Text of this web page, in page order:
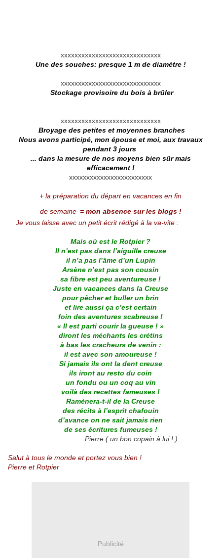
xxxxxxxxxxxxxxxxxxxxxxxxxxxxx
Une des souches: presque 1 m de diamètre !
xxxxxxxxxxxxxxxxxxxxxxxxxxxxx
Stockage provisoire du bois à brûler
xxxxxxxxxxxxxxxxxxxxxxxxxxxxx
Broyage des petites et moyennes branches
Nous avons participé, mon épouse et moi, aux travaux
pendant 3 jours
... dans la mesure de nos moyens bien sûr mais
efficacement !
xxxxxxxxxxxxxxxxxxxxxxxx
+ la préparation du départ en vacances en fin
de semaine = mon absence sur les blogs !
Je vous laisse avec un petit écrit rédigé à la va-vite :
Mais où est le Rotpier ?
Il n’est pas dans l’aiguille creuse
il n’a pas l’âme d’un Lupin
Arsène n’est pas son cousin
sa fibre est peu aventureuse !
Juste en vacances dans la Creuse
pour pêcher et buller un brin
et lire aussi ça c’est certain
foin des aventures scabreuse !
« Il est parti courir la gueuse ! »
diront les méchants les crétins
à bas les cracheurs de venin :
il est avec son amoureuse !
Si jamais ils ont la dent creuse
ils iront au resto du coin
un fondu ou un coq au vin
voilà des recettes fameuses !
Ramènera-t-il de la Creuse
des récits à l’esprit chafouin
d’avance on ne sait jamais rien
de ses écritures fumeuses !
Pierre ( un bon copain à lui ! )
Salut à tous le monde et portez vous bien !
Pierre et Rotpier
Publicité